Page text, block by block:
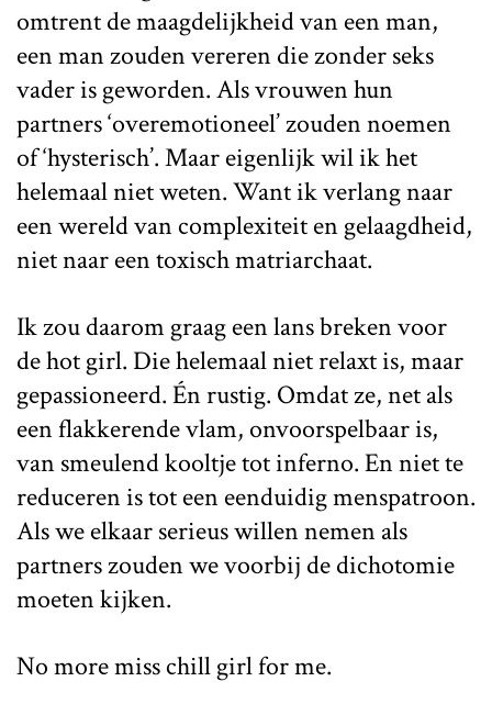
omtrent de maagdelijkheid van een man,
een man zouden vereren die zonder seks
vader is geworden. Als vrouwen hun
partners ‘overemotioneel’ zouden noemen
of ‘hysterisch’. Maar eigenlijk wil ik het
helemaal niet weten. Want ik verlang naar
een wereld van complexiteit en gelaagdheid,
niet naar een toxisch matriarchaat.
Ik zou daarom graag een lans breken voor
de hot girl. Die helemaal niet relaxt is, maar
gepassioneerd. Én rustig. Omdat ze, net als
een flakkerende vlam, onvoorspelbaar is,
van smeulend kooltje tot inferno. En niet te
reduceren is tot een eenduidig menspatroon.
Als we elkaar serieus willen nemen als
partners zouden we voorbij de dichotomie
moeten kijken.
No more miss chill girl for me.